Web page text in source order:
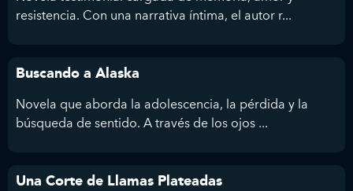
resistencia. Con una narrativa íntima, el autor r...
Buscando a Alaska
Novela que aborda la adolescencia, la pérdida y la
búsqueda de sentido. A través de los ojos ...
Una Corte de Llamas Plateadas